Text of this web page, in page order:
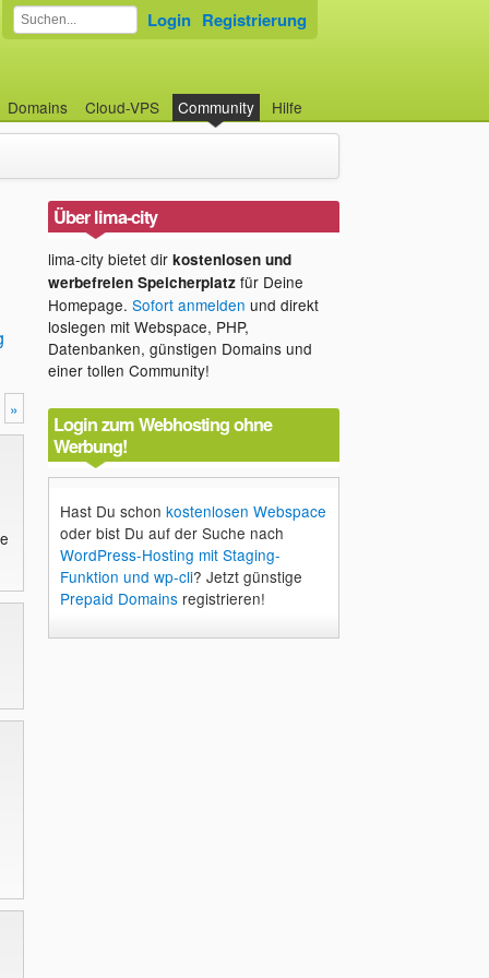
Domains Cloud-VPS Community Hilfe
Login Registrierung
»
Über lima-city
lima-city bietet dir kostenlosen und
werbefreien Speicherplatzfür Deine
Homepage. Sofort anmelden und direkt
loslegen mit Webspace, PHP,
Datenbanken, günstigen Domains und
einer tollen Community!
Login zum Webhosting ohne
Werbung!
Hast Du schon kostenlosen Webspace
oder bist Du auf der Suche nach
WordPress-Hosting mit Staging-
Funktion und wp-cli? Jetzt günstige
Prepaid Domainsregistrieren!